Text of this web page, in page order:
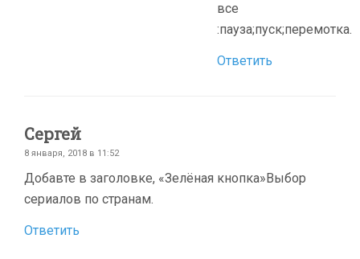
все
:пауза;пуск;перемотка.
Ответить
Сергей
8 января, 2018 в 11:52
Добавте в заголовке, «Зелёная кнопка»Выбор
сериалов по странам.
Ответить